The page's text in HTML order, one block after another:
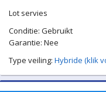
Lot servies
Conditie: Gebruikt
Garantie: Nee
Type veiling: Hybride (klik